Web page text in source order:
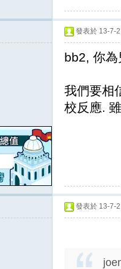
發表於 13-7-
bb2, 你
我們要相
校反應.
發表於 13-7-